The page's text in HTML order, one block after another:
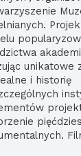
unikatowe
i historię